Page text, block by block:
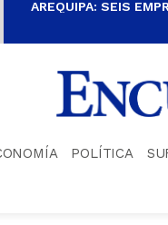
AREQUIPA: SEIS
POLÍTICA